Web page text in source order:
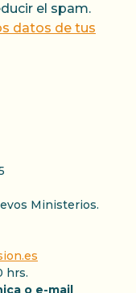
el spam.
datos de tus
Ministerios.
hrs.
o e-mail